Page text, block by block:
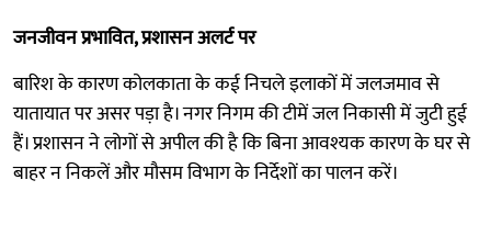
जनजीवन प्रभावित, प्रशासन अलर्ट पर
बारिश के कारण कोलकाता के कई निचले इलाकों में जलजमाव से
यातायात पर असर पड़ा है। नगर निगम की टीमें जल निकासी में जुटी हुई
हैं। प्रशासन ने लोगों से अपील की है कि बिना आवश्यक कारण के घर से
बाहर न निकलें और मौसम विभाग के निर्देशों का पालन करें।